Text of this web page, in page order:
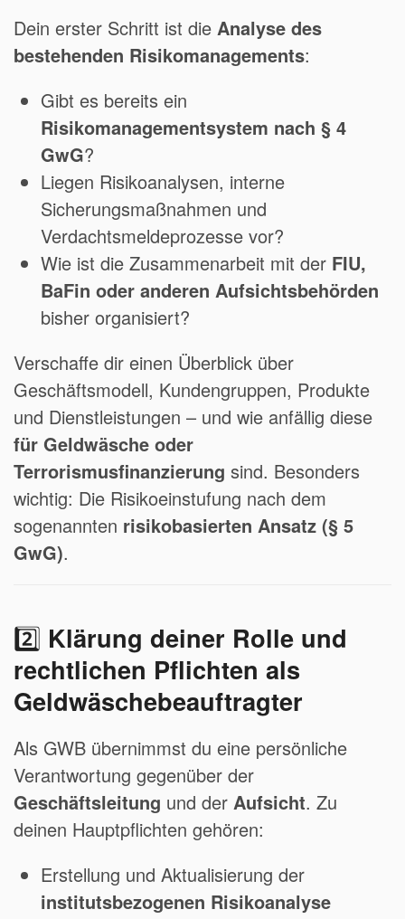
Dein erster Schritt ist die Analyse des
bestehenden Risikomanagements:
Gibt es bereits ein
Risikomanagementsystem nach § 4
GwG?
Liegen Risikoanalysen, interne
Sicherungsmaßnahmen und
Verdachtsmeldeprozesse vor?
Wie ist die Zusammenarbeit mit der FIU,
BaFin oder anderen Aufsichtsbehörden
bisher organisiert?
Verschaffe dir einen Überblick über
Geschäftsmodell, Kundengruppen, Produkte
und Dienstleistungen – und wie anfällig diese
für Geldwäsche oder
Terrorismusfinanzierung sind. Besonders
wichtig: Die Risikoeinstufung nach dem
sogenannten risikobasierten Ansatz (§ 5
GwG).
2️⃣ Klärung deiner Rolle und
rechtlichen Pflichten als
Geldwäschebeauftragter
Als GWB übernimmst du eine persönliche
Verantwortung gegenüber der
Geschäftsleitung und der Aufsicht. Zu
deinen Hauptpflichten gehören:
Erstellung und Aktualisierung der
institutsbezogenen Risikoanalyse